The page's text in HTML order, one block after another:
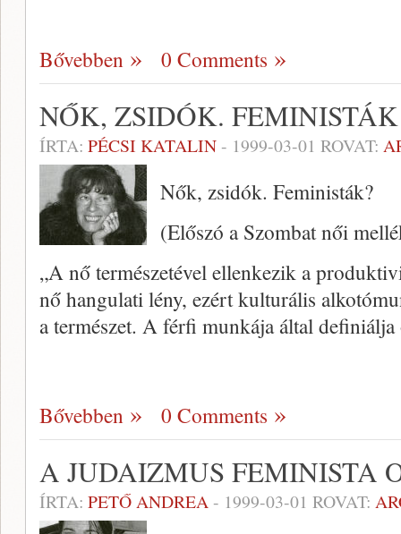
Bővebben 0 Comments
NŐK, ZSIDÓK. FEMINISTÁK
ÍRTA: PÉCSI KATALIN- 1999-03-01 ROVAT:
Nők, zsidók. Feministák?
(Előszó a Szombat női
„A nő természetével ellenkezik a
nő hangulati lény, ezért kulturális
a természet. A férfi munkája által
Bővebben 0 Comments
A JUDAIZMUS FEMINISTA
ÍRTA: PETŐ ANDREA- 1999-03-01 ROVAT: